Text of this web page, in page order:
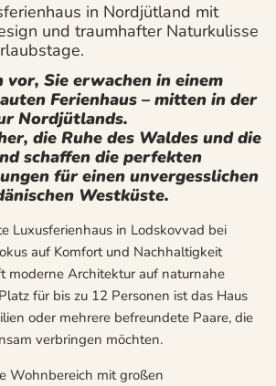
in Nordjütland mit
und traumhafter Naturkulisse
vor, Sie erwachen in einem
Ferienhaus – mitten in der
Nordjütlands.
die Ruhe des Waldes und die
schaffen die perfekten
für einen unvergesslichen
Westküste.
Luxusferienhaus in Lodskovvad bei
auf Komfort und Nachhaltigkeit
moderne Architektur auf naturnahe
für bis zu 12 Personen ist das Haus
oder mehrere befreundete Paare, die
verbringen möchten.
Wohnbereich mit großen